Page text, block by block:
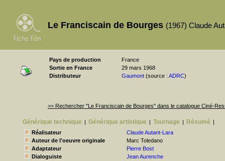
Le Franciscain de Bourges (1967) Claude
Pays de production
France
Sortie en France
29 mars 1968
Distributeur
Gaumont (source : ADRC)
>> Rechercher "Le Franciscain de Bourges" dans le catalogue Ciné-
Générique technique | Générique artistique | Tournage | Résumé |
Réalisateur
Claude Autant-Lara
Auteur de l'oeuvre originale
Marc Toledano
Adaptateur
Pierre Bost
Dialoguiste
Jean Aurenche